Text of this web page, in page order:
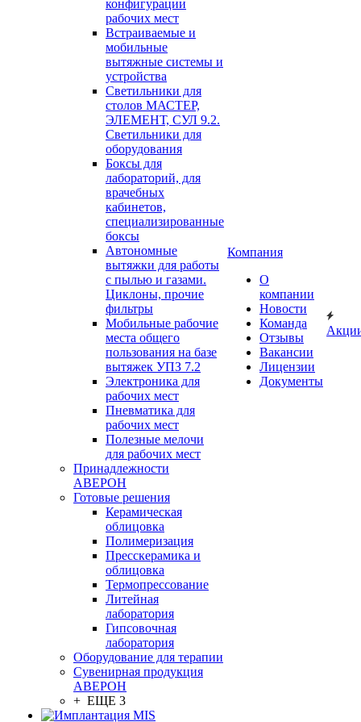
конфигурации
рабочих мест
Встраиваемые и
мобильные
вытяжные системы и
устройства
Светильники для
столов МАСТЕР,
ЭЛЕМЕНТ, СУЛ 9.2.
Светильники для
оборудования
Боксы для
лабораторий, для
врачебных
кабинетов,
специализированные
боксы
Автономные
вытяжки для работы
с пылью и газами.
Циклоны, прочие
фильтры
Мобильные рабочие
места общего
пользования на базе
вытяжек УПЗ 7.2
Электроника для
рабочих мест
Пневматика для
рабочих мест
Полезные мелочи
для рабочих мест
Принадлежности
АВЕРОН
Готовые решения
Керамическая
облицовка
Полимеризация
Пресскерамика и
облицовка
Термопрессование
Литейная
лаборатория
Гипсовочная
лаборатория
Оборудование для терапии
Сувенирная продукция
АВЕРОН
+ ЕЩЕ 3
Компания
О
компании
Новости
Команда
Отзывы
Вакансии
Лицензии
Документы